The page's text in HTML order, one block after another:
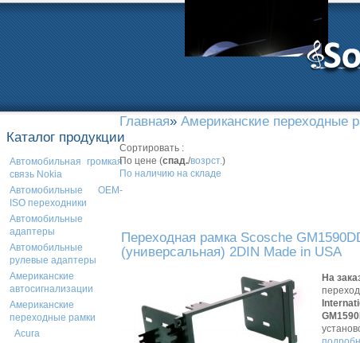
Каталог продукции
Автомобильная громкая
связь Nokia
Автомобильные OEM-
ISO переходники
Автомобильные
адаптеры
Автомобильные
рулевые адаптеры
Американские
автосигнализации
Американские
переходные рамки
Acura
Главная» Американские переходные
Сортировать :
По цене (спад./возрст.)
По наличию на складе
Переходная рамка Scosche
(универсальная) 2DIN Made in USA
На